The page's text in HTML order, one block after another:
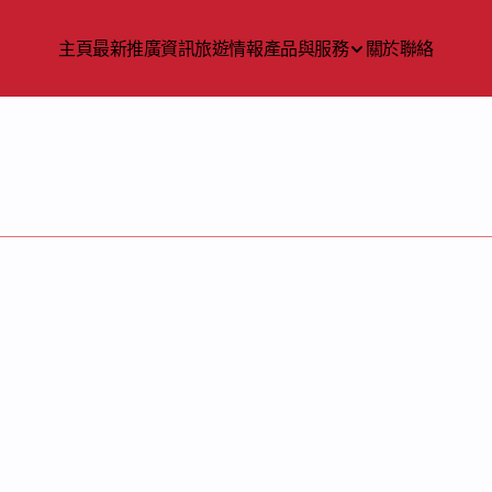
主頁最新推廣資訊旅遊情報產品與服務 關於聯絡